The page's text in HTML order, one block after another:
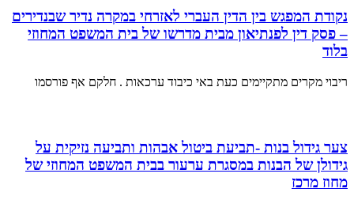
נקודת המפגש בין הדין העברי לאזרחי במקרה נדיר שבנדירים
– פסק דין לפנתיאון מבית מדרשו של בית המשפט המחוזי
בלוד
ריבוי מקרים מתקיימים כעת באי כיבוד ערכאות . חלקם אף פורסמו
צער גידול בנות -תביעת ביטול אבהות ותביעה נזיקית על
גידולן של הבנות במסגרת ערעור בבית המשפט המחוזי של
מחוז מרכז